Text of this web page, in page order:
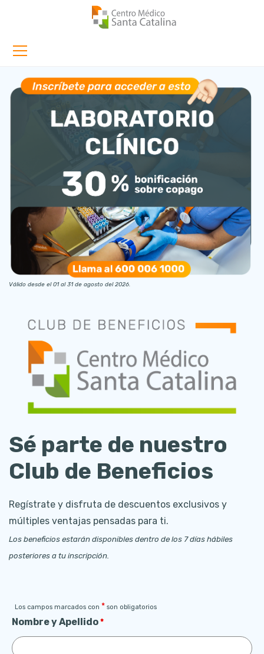
Válido desde el 01 al 31 de agosto del 2026.
Sé parte de nuestro
Club de Beneficios
Regístrate y disfruta de descuentos exclusivos y
múltiples ventajas pensadas para ti.
Los beneficios estarán disponibles dentro de los 7 días hábiles
posteriores a tu inscripción.
Los campos marcados con * son obligatorios
Nombre y Apellido*